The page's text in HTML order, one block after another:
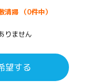
清掃 （0件中）
りません
望する